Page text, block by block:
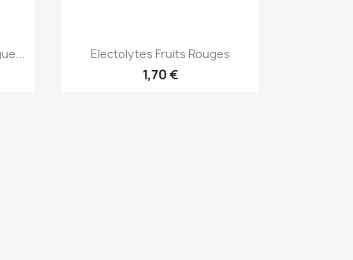
Vorschau
Electolytes Fruits Rouges
1,70 €